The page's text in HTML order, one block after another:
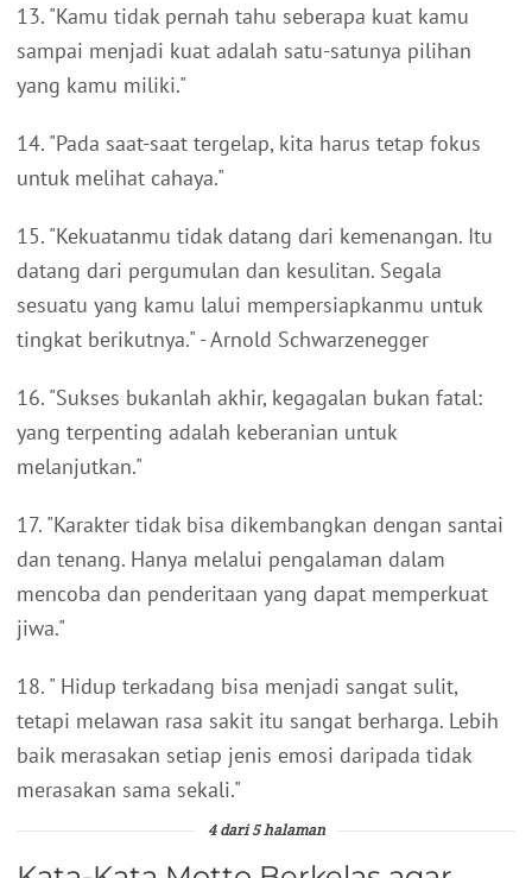
13. "Kamu tidak pernah tahu seberapa kuat kamu
sampai menjadi kuat adalah satu-satunya pilihan
yang kamu miliki."
14. "Pada saat-saat tergelap, kita harus tetap fokus
untuk melihat cahaya."
15. "Kekuatanmu tidak datang dari kemenangan. Itu
datang dari pergumulan dan kesulitan. Segala
sesuatu yang kamu lalui mempersiapkanmu untuk
tingkat berikutnya." - Arnold Schwarzenegger
16. "Sukses bukanlah akhir, kegagalan bukan fatal:
yang terpenting adalah keberanian untuk
melanjutkan."
17. "Karakter tidak bisa dikembangkan dengan santai
dan tenang. Hanya melalui pengalaman dalam
mencoba dan penderitaan yang dapat memperkuat
jiwa."
18. " Hidup terkadang bisa menjadi sangat sulit,
tetapi melawan rasa sakit itu sangat berharga. Lebih
baik merasakan setiap jenis emosi daripada tidak
merasakan sama sekali."
4 dari 5 halaman